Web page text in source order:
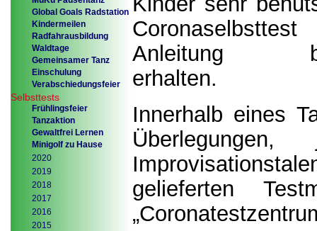
Global Goals Radstation
Kindermeilen
Radfahrausbildung
Waldtage
Gemeinsamer Tanz
Einschulung
Verabschiedungsfeier
Selbsttests
Frühlingsfeier
Tanzaktion
Gewaltfrei Lernen
Minigolf zu Hause
2020
2019
2018
2017
2016
2015
Anleitung
erhalten.
Innerhalb eines
gelieferten